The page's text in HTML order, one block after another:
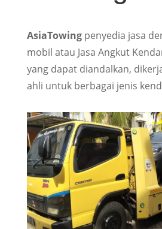
AsiaTowing penyedia jasa
mobil atau Jasa Angkut
yang dapat diandalkan,
ahli untuk berbagai jenis